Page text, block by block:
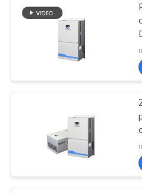
SITEMAP
POLITYKA
zmiennej